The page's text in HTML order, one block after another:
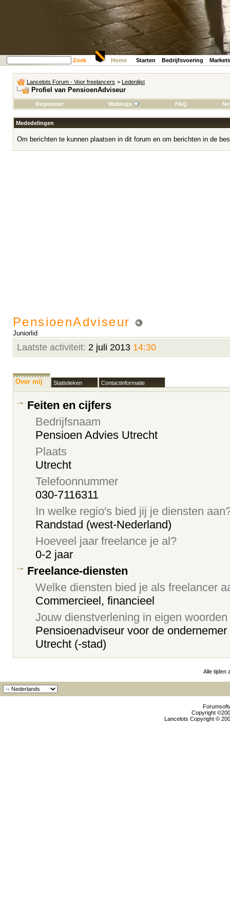
Zoek Home Starten Bedrijfsvoering
Lancelots Forum - Voor freelancers > Ledenlijst
Profiel van PensioenAdviseur
Registreer Weblogs FAQ
Mededelingen
Om berichten te kunnen plaatsen in dit forum en om berichten in de
PensioenAdviseur
Juniorlid
Laatste activiteit: 2 juli 2013 14:30
Over mij Statistieken Contactinformatie
Feiten en cijfers
Bedrijfsnaam
Pensioen Advies Utrecht
Plaats
Utrecht
Telefoonnummer
030-7116311
In welke regio's bied jij je diensten
Randstad (west-Nederland)
Hoeveel jaar freelance je al?
0-2 jaar
Freelance-diensten
Welke diensten bied je als freelancer
Commercieel, financieel
Jouw dienstverlening in eigen woorden
Pensioenadviseur voor de
Utrecht (-stad)
Alle tijden
Copyright
Lancelots Copyright ©